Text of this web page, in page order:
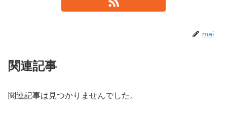
mai
関連記事
関連記事は見つかりませんでした。